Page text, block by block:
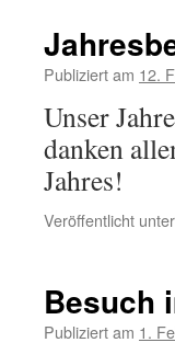
Publiziert am 12.
Unser
danken
Jahres!
Veröffentlicht unter
Besuch
Publiziert am 1.